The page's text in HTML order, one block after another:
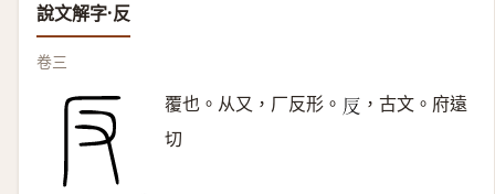
說文解字·反
卷三
覆也。从又，厂反形。 𠬡
，古文。府遠
切